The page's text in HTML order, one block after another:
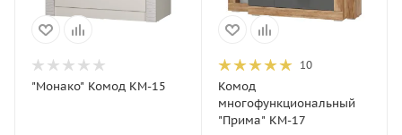
"Монако" Комод КМ-15
10
Комод
многофункциональный
"Прима" КМ-17